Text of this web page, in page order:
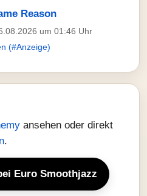
Reason
um 01:46 Uhr
(#Anzeige)
ansehen oder direkt
.
Euro Smoothjazz